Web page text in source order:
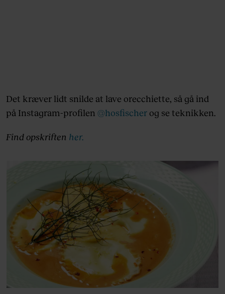
Det kræver lidt snilde at lave orecchiette, så gå ind
på Instagram-profilen @hosfischer og se teknikken.
Find opskriften her.